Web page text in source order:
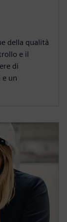
della qualità
e il
di
un